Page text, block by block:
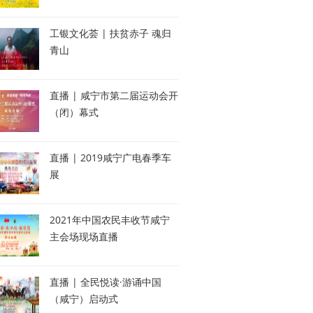
工银文化荟 | 扶贫赤子 魂归
青山
直播 | 咸宁市第二届运动会开
（闭）幕式
直播 | 2019咸宁广电春季车
展
2021年中国农民丰收节咸宁
主会场现场直播
直播 | 全民悦读·游诵中国
（咸宁）启动式